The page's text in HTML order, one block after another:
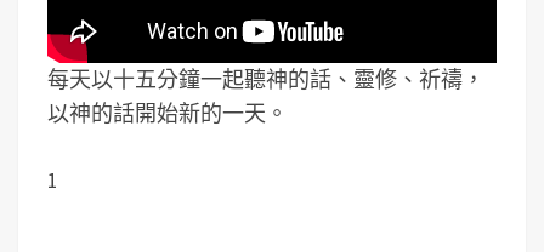
每天以十五分鐘一起聽神的話、靈修、祈禱，
以神的話開始新的一天。
1